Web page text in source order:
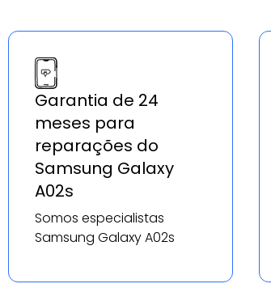
Garantia de 24
meses para
reparações do
Samsung Galaxy
A02s
Somos especialistas
Samsung Galaxy A02s